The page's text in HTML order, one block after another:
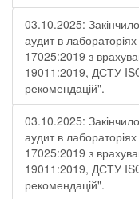
03.10.2025:
аудит в
17025:2019 з
19011:2019, ДСТУ
рекомендацій".
03.10.2025:
аудит в
17025:2019 з
19011:2019, ДСТУ
рекомендацій".